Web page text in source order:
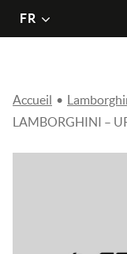
FR
Accueil •
LAMBORGHINI –